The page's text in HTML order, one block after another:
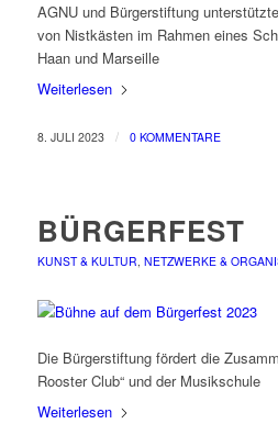
AGNU und Bürgerstiftung
von Nistkästen im Rahmen eines
Haan und Marseille
Weiterlesen
8. JULI 2023 / 0 KOMMENTARE
BÜRGERFEST
KUNST & KULTUR, NETZWERKE &
Die Bürgerstiftung fördert die
Rooster Club“ und der Musikschule
Weiterlesen